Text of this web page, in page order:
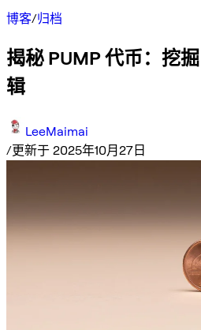
博客/归档
揭秘 PUMP 代币：挖
辑
LeeMaimai
/更新于 2025年10月27日